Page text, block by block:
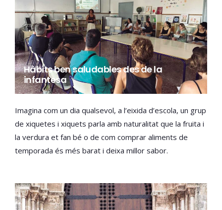
Hàbits ben saludables des de la
infantesa
Imagina com un dia qualsevol, a l’eixida d’escola, un grup
de xiquetes i xiquets parla amb naturalitat que la fruita i
la verdura et fan bé o de com comprar aliments de
temporada és més barat i deixa millor sabor.